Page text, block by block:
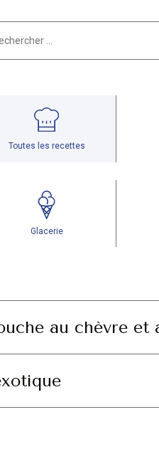
Toutes les recettes
Glacerie
au chèvre et